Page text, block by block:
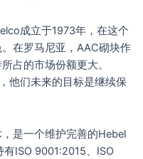
成立于1973年，在这个
在罗马尼亚，AAC砌块作
占的市场份额更大。
他们未来的目标是继续保
是一个维护完善的Hebel
ISO 9001:2015、ISO